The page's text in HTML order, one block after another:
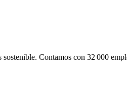
Contamos con 32 000